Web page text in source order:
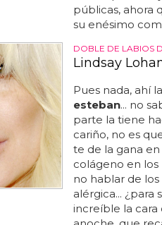
públicas, ahora
su enésimo
DOBLE DE LABIOS
Lindsay
Pues nada, ahí
esteban... no
parte la tiene
cariño, no es
te de la gana
colágeno en los
no hablar de
alérgica... ¿para
increíble la cara